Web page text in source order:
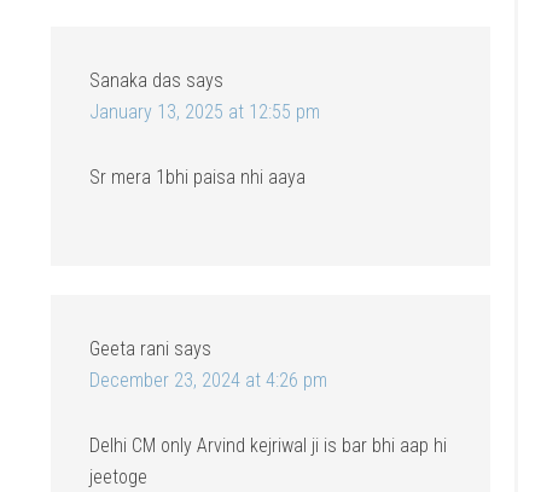
Sanaka das says
January 13, 2025 at 12:55 pm
Sr mera 1bhi paisa nhi aaya
Geeta rani says
December 23, 2024 at 4:26 pm
Delhi CM only Arvind kejriwal ji is bar bhi aap hi
jeetoge